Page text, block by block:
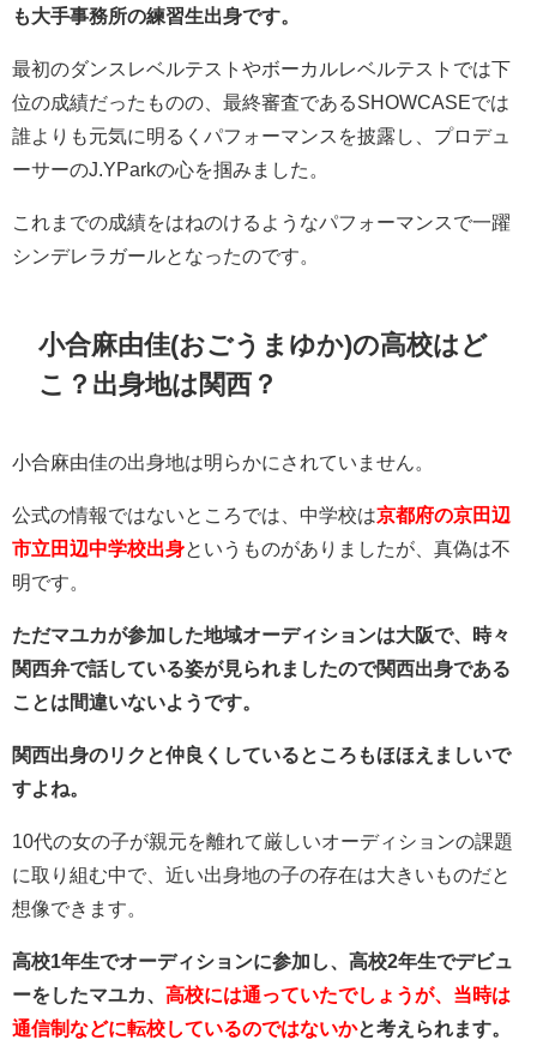
も大手事務所の練習生出身です。
最初のダンスレベルテストやボーカルレベルテストでは下
位の成績だったものの、最終審査であるSHOWCASEでは
誰よりも元気に明るくパフォーマンスを披露し、プロデュ
ーサーのJ.YParkの心を掴みました。
これまでの成績をはねのけるようなパフォーマンスで一躍
シンデレラガールとなったのです。
小合麻由佳(おごうまゆか)の高校はど
こ？出身地は関西？
小合麻由佳の出身地は明らかにされていません。
公式の情報ではないところでは、中学校は京都府の京田辺
市立田辺中学校出身というものがありましたが、真偽は不
明です。
ただマユカが参加した地域オーディションは大阪で、時々
関西弁で話している姿が見られましたので関西出身である
ことは間違いないようです。
関西出身のリクと仲良くしているところもほほえましいで
すよね。
10代の女の子が親元を離れて厳しいオーディションの課題
に取り組む中で、近い出身地の子の存在は大きいものだと
想像できます。
高校1年生でオーディションに参加し、高校2年生でデビュ
ーをしたマユカ、 高校には通っていたでしょうが、当時は
通信制などに転校しているのではないかと考えられます。